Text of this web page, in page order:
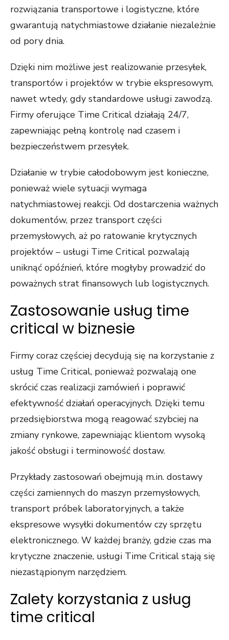
rozwiązania transportowe i logistyczne, które
gwarantują natychmiastowe działanie niezależnie
od pory dnia.
Dzięki nim możliwe jest realizowanie przesyłek,
transportów i projektów w trybie ekspresowym,
nawet wtedy, gdy standardowe usługi zawodzą.
Firmy oferujące Time Critical działają 24/7,
zapewniając pełną kontrolę nad czasem i
bezpieczeństwem przesyłek.
Działanie w trybie całodobowym jest konieczne,
ponieważ wiele sytuacji wymaga
natychmiastowej reakcji. Od dostarczenia ważnych
dokumentów, przez transport części
przemysłowych, aż po ratowanie krytycznych
projektów – usługi Time Critical pozwalają
uniknąć opóźnień, które mogłyby prowadzić do
poważnych strat finansowych lub logistycznych.
Zastosowanie usług time
critical w biznesie
Firmy coraz częściej decydują się na korzystanie z
usług Time Critical, ponieważ pozwalają one
skrócić czas realizacji zamówień i poprawić
efektywność działań operacyjnych. Dzięki temu
przedsiębiorstwa mogą reagować szybciej na
zmiany rynkowe, zapewniając klientom wysoką
jakość obsługi i terminowość dostaw.
Przykłady zastosowań obejmują m.in. dostawy
części zamiennych do maszyn przemysłowych,
transport próbek laboratoryjnych, a także
ekspresowe wysyłki dokumentów czy sprzętu
elektronicznego. W każdej branży, gdzie czas ma
krytyczne znaczenie, usługi Time Critical stają się
niezastąpionym narzędziem.
Zalety korzystania z usług
time critical